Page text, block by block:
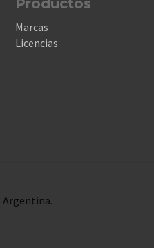
Productos
Marcas
Licencias
Argentina.